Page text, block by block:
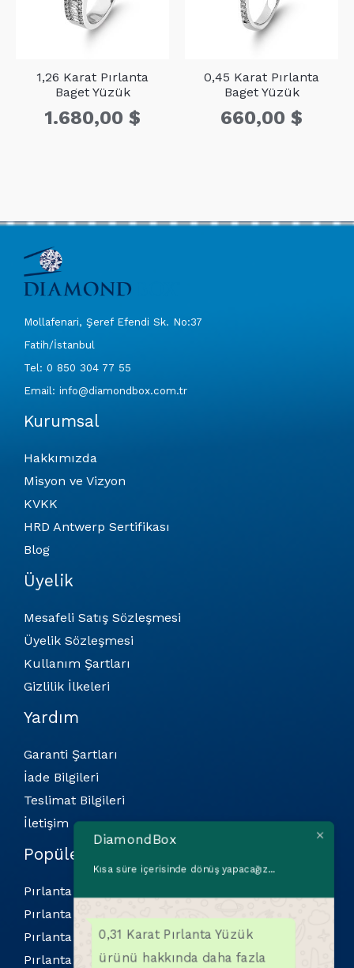
1,26 Karat Pırlanta
Baget Yüzük
1.680,00 $
0,45 Karat Pırlanta
Baget Yüzük
660,00 $
Mollafenari, Şeref Efendi Sk. No:37
Fatih/İstanbul
Tel: 0 850 304 77 55
Email: info@diamondbox.com.tr
Kurumsal
Hakkımızda
Misyon ve Vizyon
KVKK
HRD Antwerp Sertifikası
Blog
Üyelik
Mesafeli Satış Sözleşmesi
Üyelik Sözleşmesi
Kullanım Şartları
Gizlilik İlkeleri
Yardım
Garanti Şartları
İade Bilgileri
Teslimat Bilgileri
İletişim
Popüler Kategoriler
Pırlanta Bilekliler
Pırlanta Kolyeler
Pırlanta Küpeler
Pırlanta Yüzükler
DiamondBox
Kısa süre içerisinde dönüş yapacağız...
0,31 Karat Pırlanta Yüzük
ürünü hakkında daha fazla